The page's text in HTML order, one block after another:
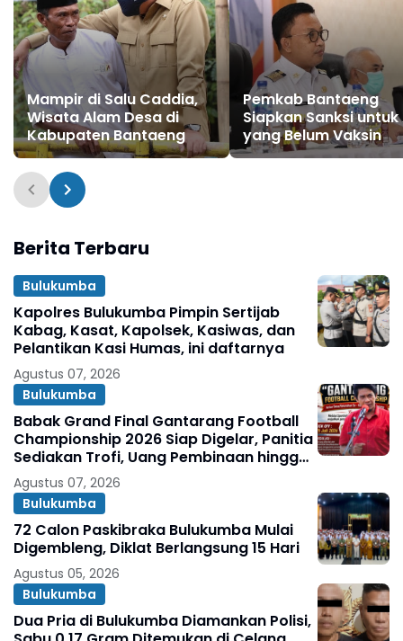
Mampir di Salu Caddia,
Wisata Alam Desa di
Kabupaten Bantaeng
Pemkab Bantaeng
Siapkan Sanksi untuk
yang Belum Vaksin
Berita Terbaru
Bulukumba
Kapolres Bulukumba Pimpin Sertijab
Kabag, Kasat, Kapolsek, Kasiwas, dan
Pelantikan Kasi Humas, ini daftarnya
Agustus 07, 2026
Bulukumba
Babak Grand Final Gantarang Football
Championship 2026 Siap Digelar, Panitia
Sediakan Trofi, Uang Pembinaan hingga
Penghargaan Individu
Agustus 07, 2026
Bulukumba
72 Calon Paskibraka Bulukumba Mulai
Digembleng, Diklat Berlangsung 15 Hari
Agustus 05, 2026
Bulukumba
Dua Pria di Bulukumba Diamankan Polisi,